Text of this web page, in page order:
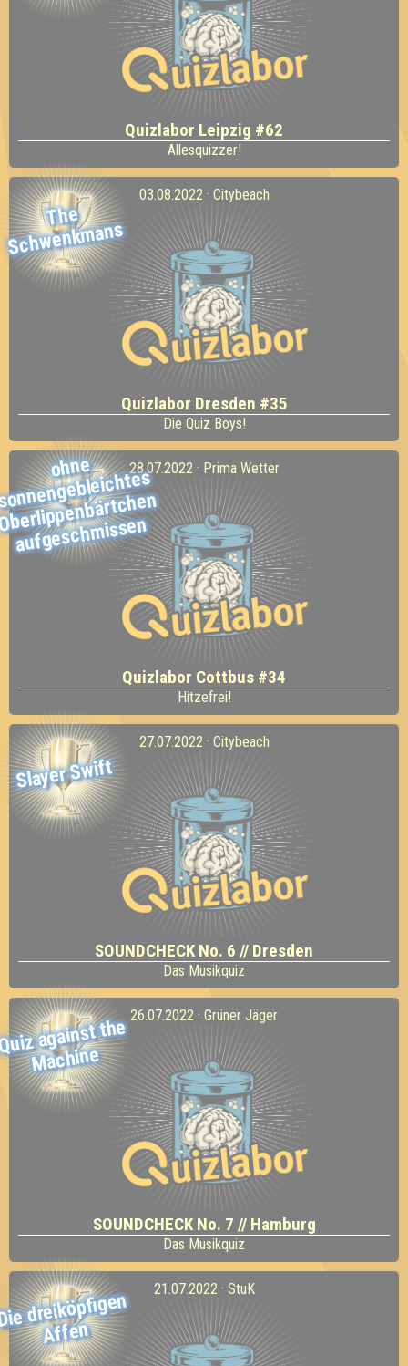
Quizlabor Leipzig #62
Allesquizzer!
The
Sch
wenk
mans
03.08.2022 · Citybeach
Quizlabor Dresden #35
Die Quiz Boys!
ohne
aufgesch
missen
28.07.2022 · Prima Wetter
Quizlabor Cottbus #34
Hitzefrei!
Slayer Swift
27.07.2022 · Citybeach
SOUNDCHECK No. 6 // Dresden
Das Musikquiz
against the
Machine
26.07.2022 · Grüner Jäger
SOUNDCHECK No. 7 // Hamburg
Das Musikquiz
dreiköpfigen
Affen
21.07.2022 · StuK